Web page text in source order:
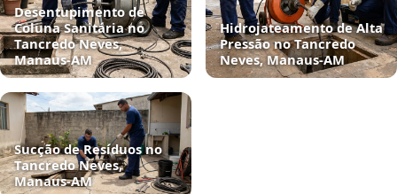
Desentupimento de
Coluna Sanitária no
Tancredo Neves,
Manaus‑AM
Hidrojateamento de Alta
Pressão no Tancredo
Neves, Manaus‑AM
Sucção de Resíduos no
Tancredo Neves,
Manaus‑AM